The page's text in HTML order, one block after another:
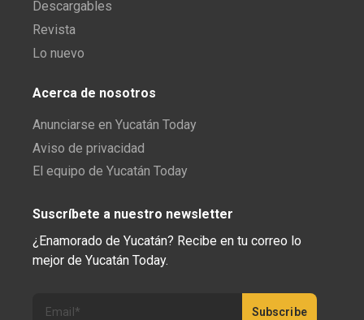
Descargables
Revista
Lo nuevo
Acerca de nosotros
Anunciarse en Yucatán Today
Aviso de privacidad
El equipo de Yucatán Today
Suscríbete a nuestro newsletter
¿Enamorado de Yucatán? Recibe en tu correo lo
mejor de Yucatán Today.